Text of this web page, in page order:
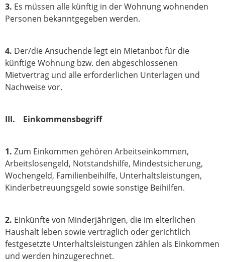
3. Es müssen alle künftig in der Wohnung wohnenden
Personen bekanntgegeben werden.
4. Der/die Ansuchende legt ein Mietanbot für die
künftige Wohnung bzw. den abgeschlossenen
Mietvertrag und alle erforderlichen Unterlagen und
Nachweise vor.
III. Einkommensbegriff
1. Zum Einkommen gehören Arbeitseinkommen,
Arbeitslosengeld, Notstandshilfe, Mindestsicherung,
Wochengeld, Familienbeihilfe, Unterhaltsleistungen,
Kinderbetreuungsgeld sowie sonstige Beihilfen.
2. Einkünfte von Minderjährigen, die im elterlichen
Haushalt leben sowie vertraglich oder gerichtlich
festgesetzte Unterhaltsleistungen zählen als Einkommen
und werden hinzugerechnet.